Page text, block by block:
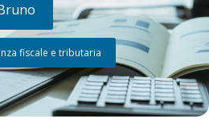
fiscale e tributaria